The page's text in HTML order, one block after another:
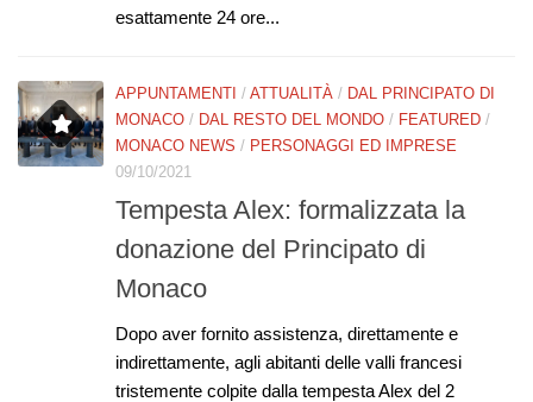
esattamente 24 ore...
APPUNTAMENTI / ATTUALITÀ / DAL PRINCIPATO DI
MONACO / DAL RESTO DEL MONDO / FEATURED /
MONACO NEWS / PERSONAGGI ED IMPRESE
09/10/2021
Tempesta Alex: formalizzata la
donazione del Principato di
Monaco
Dopo aver fornito assistenza, direttamente e
indirettamente, agli abitanti delle valli francesi
tristemente colpite dalla tempesta Alex del 2